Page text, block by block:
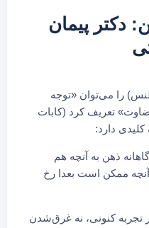
دکتر پیمان
را می‌توان «توجه
تعریف کرد (کابات
ذهن به آنچه هم
ممکن است بعدا رخ
تجربه کنونی، نه غرق‌شدن